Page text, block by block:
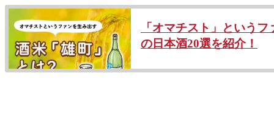
「オマチスト」という
の日本酒20選を紹介！